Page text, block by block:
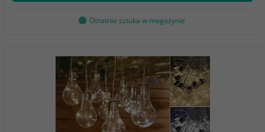
Ostatnia sztuka w magazynie